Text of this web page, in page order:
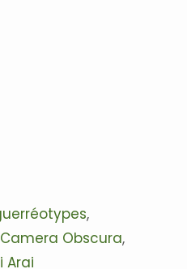
,
Obscura,
Arai